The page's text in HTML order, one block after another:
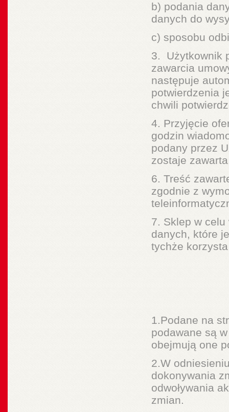
b) podania
danych do
c) sposobu
3. Użytkownik
zawarcia
następuje
potwierdzenia
chwili
4. Przyjęcie
godzin
podany przez
zostaje
6. Treść
zgodnie z
7. Sklep w celu
danych, które
tychże
1.Podane na
podawane są
obejmują one
2.W
dokonywania
odwoływania
zmian.